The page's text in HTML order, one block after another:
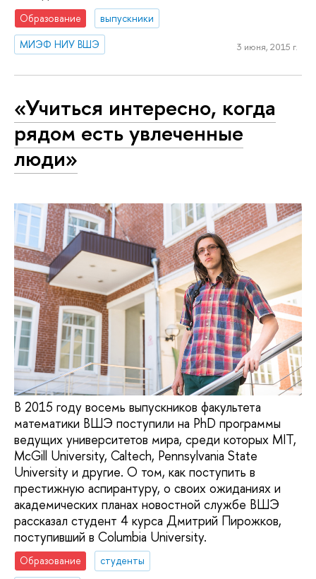
Образование
выпускники
МИЭФ НИУ ВШЭ
3 июня, 2015 г.
«Учиться интересно, когда
рядом есть увлеченные
люди»
В 2015 году восемь выпускников факультета
математики ВШЭ поступили на PhD программы
ведущих университетов мира, среди которых MIT,
McGill University, Caltech, Pennsylvania State
University и другие. О том, как поступить в
престижную аспирантуру, о своих ожиданиях и
академических планах новостной службе ВШЭ
рассказал студент 4 курса Дмитрий Пирожков,
поступивший в Columbia University.
Образование
студенты